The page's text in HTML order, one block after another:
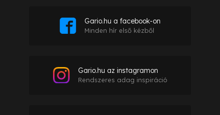
Gario.hu a facebook-on
Minden hír első kézből
Gario.hu az instagramon
Rendszeres adag inspiráció